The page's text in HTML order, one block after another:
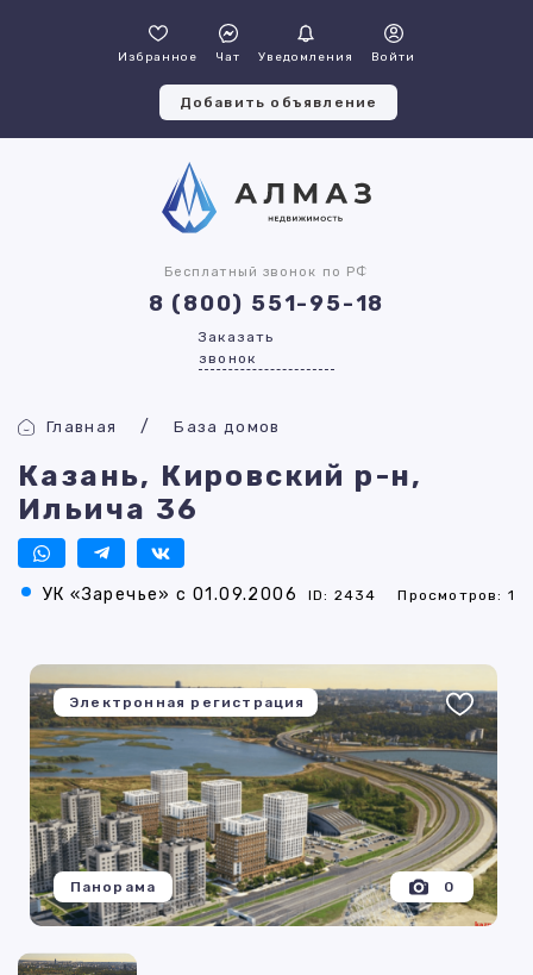
Избранное Чат Уведомления Войти
Добавить объявление
Бесплатный звонок по РФ
8 (800) 551-95-18
Заказать
звонок
Главная База домов
Казань, Кировский р-н,
Ильича 36
УК «Заречье» с 01.09.2006 ID: 2434 Просмотров: 1
Электронная регистрация
0
Панорама